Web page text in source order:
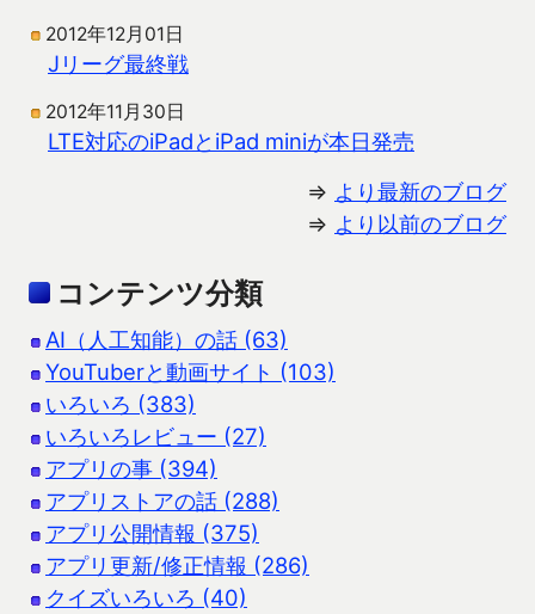
2012年12月01日
Jリーグ最終戦
2012年11月30日
LTE対応のiPadとiPad miniが本日発売
⇒ より最新のブログ
⇒ より以前のブログ
コンテンツ分類
AI（人工知能）の話 (63)
YouTuberと動画サイト (103)
いろいろ (383)
いろいろレビュー (27)
アプリの事 (394)
アプリストアの話 (288)
アプリ公開情報 (375)
アプリ更新/修正情報 (286)
クイズいろいろ (40)